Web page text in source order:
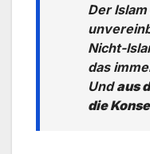
Der
Nicht-
das
Undaus
die